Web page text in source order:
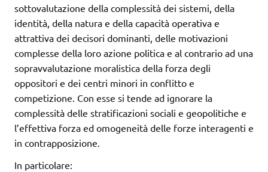
sottovalutazione della complessità dei sistemi, della
identità, della natura e della capacità operativa e
attrattiva dei decisori dominanti, delle motivazioni
complesse della loro azione politica e al contrario ad una
sopravvalutazione moralistica della forza degli
oppositori e dei centri minori in conflitto e
competizione. Con esse si tende ad ignorare la
complessità delle stratificazioni sociali e geopolitiche e
l’effettiva forza ed omogeneità delle forze interagenti e
in contrapposizione.
In particolare: